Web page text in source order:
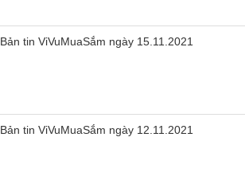
Bản tin ViVuMuaSắm ngày 15.11.2021
Bản tin ViVuMuaSắm ngày 12.11.2021